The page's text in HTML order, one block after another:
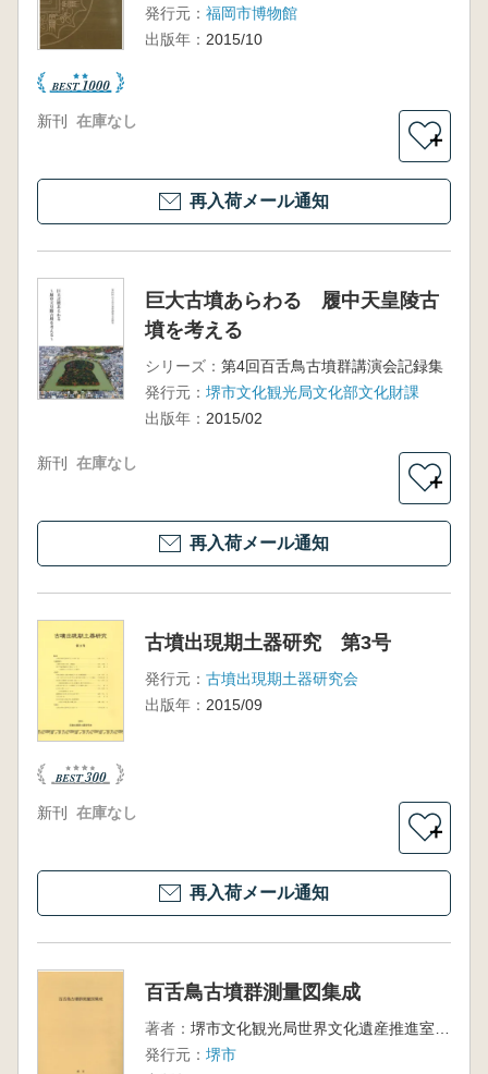
発行元： 福岡市博物館
出版年： 2015/10
新刊 在庫なし
＋
再入荷メール通知
巨大古墳あらわる 履中天皇陵古
墳を考える
シリーズ： 第4回百舌鳥古墳群講演会記録集
発行元： 堺市文化観光局文化部文化財課
出版年： 2015/02
新刊 在庫なし
＋
再入荷メール通知
古墳出現期土器研究 第3号
発行元： 古墳出現期土器研究会
出版年： 2015/09
新刊 在庫なし
＋
再入荷メール通知
百舌鳥古墳群測量図集成
著者：
発行元： 堺市